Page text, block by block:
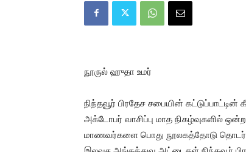
நூருல் ஹுதா உமர்
நிந்தவூர் பிரதேச சபையின்
அக்டோபர் வாசிப்பு மாத நிகழ்வுகளில்
மாணவர்களை பொது நூலகத்தோடு